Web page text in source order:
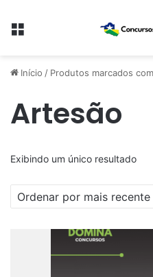
Menu
Início / Produtos marcados
Artesão
Exibindo um único resultado